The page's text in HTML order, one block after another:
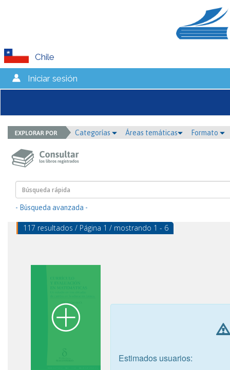
Chile
Iniciar sesión
Categorías Áreas temáticas Formato
- Búsqueda avanzada -
117 resultados / Página 1 / mostrando 1 - 6
Estimados usuarios: